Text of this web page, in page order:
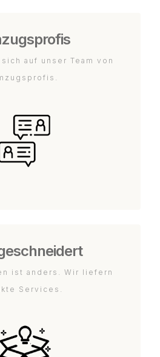
auf unser Team von
ist anders. Wir liefern
Services.